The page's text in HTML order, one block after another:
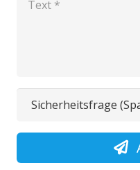
Sicherheitsfrage